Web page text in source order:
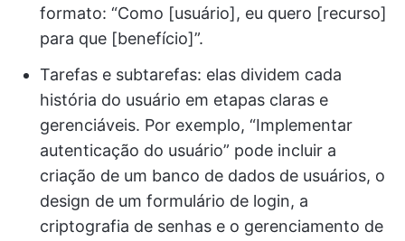
formato: “Como [usuário], eu quero [recurso]
para que [benefício]”.
Tarefas e subtarefas: elas dividem cada
história do usuário em etapas claras e
gerenciáveis. Por exemplo, “Implementar
autenticação do usuário” pode incluir a
criação de um banco de dados de usuários, o
design de um formulário de login, a
criptografia de senhas e o gerenciamento de